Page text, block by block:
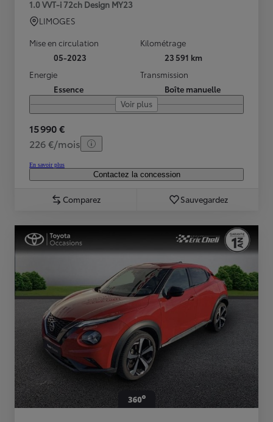
1.0 VVT-i 72ch Design MY23
LIMOGES
Mise en circulation
05-2023
Kilométrage
23 591 km
Energie
Essence
Transmission
Boîte manuelle
Voir plus
15 990 €
226 €/mois
En savoir plus
Contactez la concession
Comparez Sauvegardez